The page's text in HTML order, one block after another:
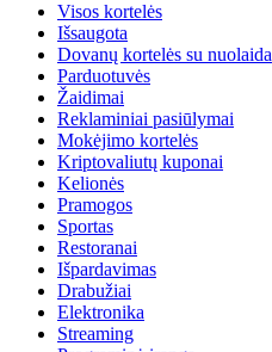
Visos kortelės
Išsaugota
Dovanų kortelės su nuolaida
Parduotuvės
Žaidimai
Reklaminiai pasiūlymai
Mokėjimo kortelės
Kriptovaliutų kuponai
Kelionės
Pramogos
Sportas
Restoranai
Išpardavimas
Drabužiai
Elektronika
Streaming